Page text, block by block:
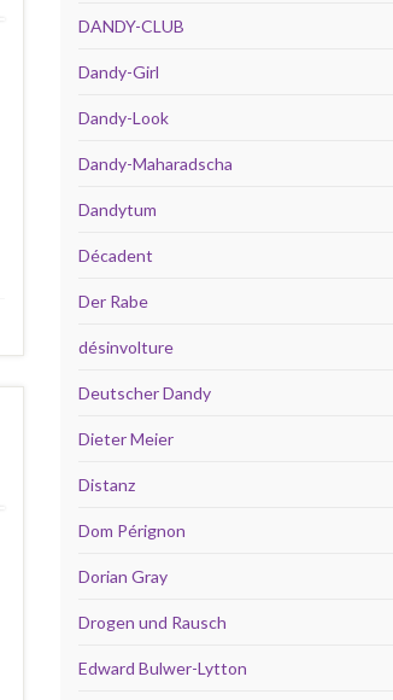
DANDY-CLUB
Dandy-Girl
Dandy-Look
Dandy-Maharadscha
Dandytum
Décadent
Der Rabe
désinvolture
Deutscher Dandy
Dieter Meier
Distanz
Dom Pérignon
Dorian Gray
Drogen und Rausch
Edward Bulwer-Lytton